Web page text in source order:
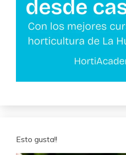
Esto gusta!!